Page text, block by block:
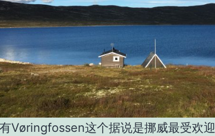
Vøringfossen这个据说是挪威最受欢